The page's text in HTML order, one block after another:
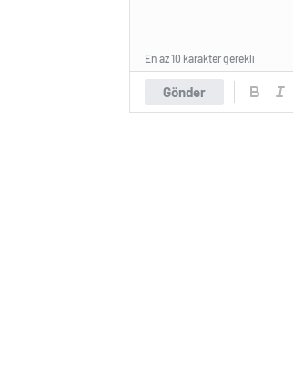
Gönder
En az 10 karakter gerekli